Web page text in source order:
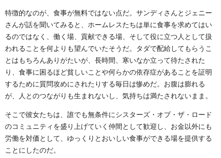
特徴的なのが、食事が無料ではない点だ。サンディさんとジェニー
さんが話を聞いてみると、ホームレスたちは単に食事を求めてはい
るのではなく、働く場、貢献できる場、そして役に立つ人として扱
われることを何よりも望んでいたそうだ。タダで配給してもらうこ
とはもちろんありがたいが、長時間、寒いなか立って待たされた
り、食事に困るほど貧しいことや何らかの依存症があることを証明
するために質問攻めにされたりする毎日は惨めだ。お腹は膨れる
が、人とのつながりも生まれないし、気持ちは満たされないまま。
そこで彼女たちは、誰でも無条件にシスターズ・オブ・ザ・ロード
のコミュニティを盛り上げていく仲間として歓迎し、お金以外にも
労働を対価として、ゆっくりとおいしい食事ができる場を提供する
ことにしたのだ。